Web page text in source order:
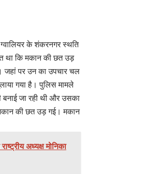
के शंकरनगर स्थति
था कि मकान की छत उड़
जहां पर उन का उपचार चल
गया है। पुलिस मामले
जा रही थी और उसका
की छत उड़ गई। मकान
अध्यक्ष मोनिका